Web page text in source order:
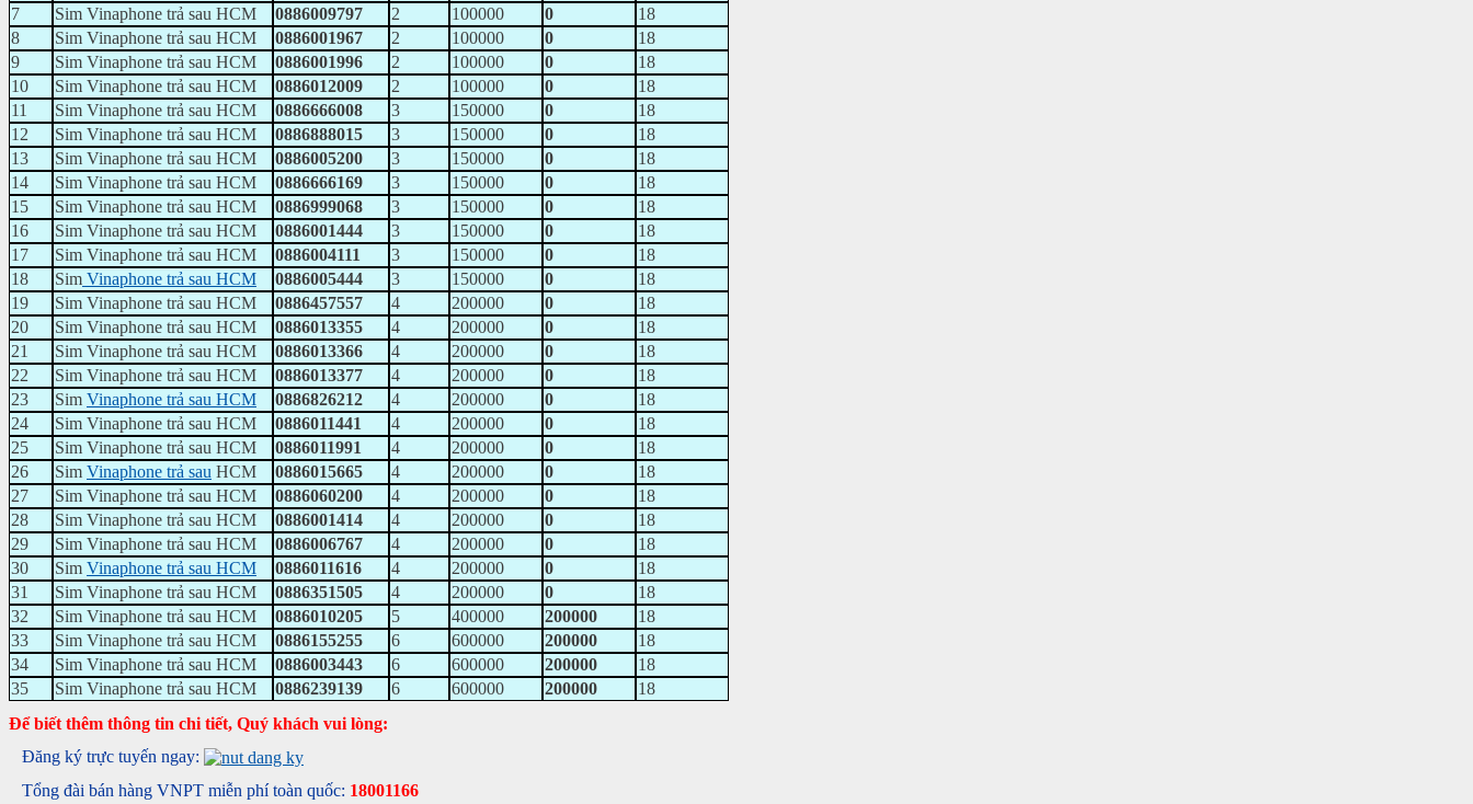
7
Sim Vinaphone trả sau HCM 0886009797 2 100000 0
18
8
Sim Vinaphone trả sau HCM 0886001967 2 100000 0
18
9
Sim Vinaphone trả sau HCM 0886001996 2 100000 0
18
10
Sim Vinaphone trả sau HCM 0886012009 2 100000 0
18
11
Sim Vinaphone trả sau HCM 0886666008 3 150000 0
18
12
Sim Vinaphone trả sau HCM 0886888015 3 150000 0
18
13
Sim Vinaphone trả sau HCM 0886005200 3 150000 0
18
14
Sim Vinaphone trả sau HCM 0886666169 3 150000 0
18
15
Sim Vinaphone trả sau HCM 0886999068 3 150000 0
18
16
Sim Vinaphone trả sau HCM 0886001444 3 150000 0
18
17
Sim Vinaphone trả sau HCM 0886004111 3 150000 0
18
18
Sim Vinaphone trả sau HCM 0886005444 3 150000 0
18
19
Sim Vinaphone trả sau HCM 0886457557 4 200000 0
18
20
Sim Vinaphone trả sau HCM 0886013355 4 200000 0
18
21
Sim Vinaphone trả sau HCM 0886013366 4 200000 0
18
22
Sim Vinaphone trả sau HCM 0886013377 4 200000 0
18
23
Sim Vinaphone trả sau HCM 0886826212 4 200000 0
18
24
Sim Vinaphone trả sau HCM 0886011441 4 200000 0
18
25
Sim Vinaphone trả sau HCM 0886011991 4 200000 0
18
26
Sim Vinaphone trả sau HCM 0886015665 4 200000 0
18
27
Sim Vinaphone trả sau HCM 0886060200 4 200000 0
18
28
Sim Vinaphone trả sau HCM 0886001414 4 200000 0
18
29
Sim Vinaphone trả sau HCM 0886006767 4 200000 0
18
30
Sim Vinaphone trả sau HCM 0886011616 4 200000 0
18
31
Sim Vinaphone trả sau HCM 0886351505 4 200000 0
18
32
Sim Vinaphone trả sau HCM 0886010205 5 400000 200000
18
33
Sim Vinaphone trả sau HCM 0886155255 6 600000 200000
18
34
Sim Vinaphone trả sau HCM 0886003443 6 600000 200000
18
35
Sim Vinaphone trả sau HCM 0886239139 6 600000 200000
18
Để biết thêm thông tin chi tiết, Quý khách vui lòng:
Đăng ký trực tuyến ngay:
Tổng đài bán hàng VNPT miễn phí toàn quốc: 18001166